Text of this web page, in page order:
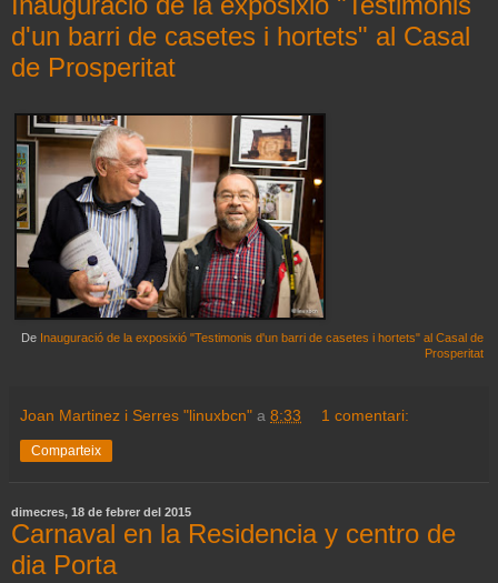
d'un barri de casetes i hortets" al Casal
de Prosperitat
De Inauguració de la exposixió "Testimonis d'un barri de casetes i hortets" al Casal de
Prosperitat
Joan Martinez i Serres "linuxbcn" a 8:33 1 comentari:
Comparteix
dimecres, 18 de febrer del 2015
Carnaval en la Residencia y centro de
dia Porta